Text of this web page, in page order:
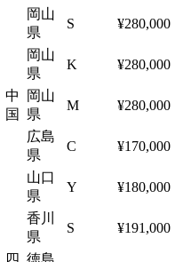
中
国
岡山
県
S ¥280,000
岡山
県
K ¥280,000
岡山
県
M ¥280,000
広島
県
C ¥170,000
山口
県
Y ¥180,000
四
香川
県
S ¥191,000
徳島